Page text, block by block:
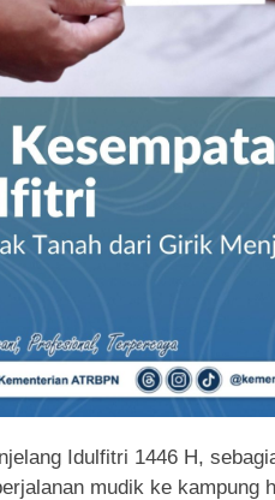
Idulfitri 1446 H,
mudik ke kampung